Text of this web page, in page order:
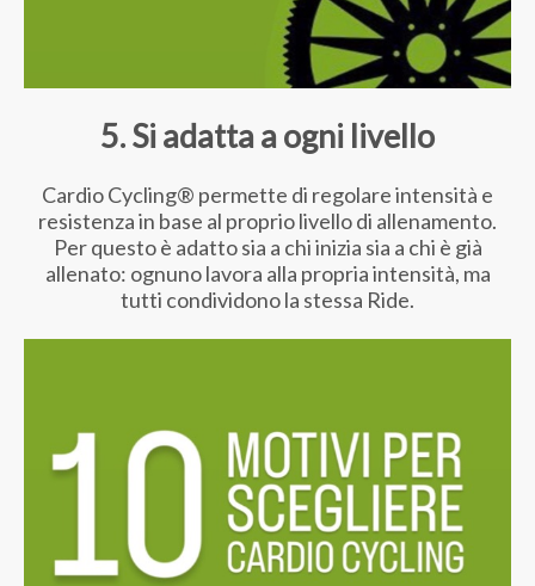
5. Si adatta a ogni livello
Cardio Cycling® permette di regolare intensità e
resistenza in base al proprio livello di allenamento.
Per questo è adatto sia a chi inizia sia a chi è già
allenato: ognuno lavora alla propria intensità, ma
tutti condividono la stessa Ride.